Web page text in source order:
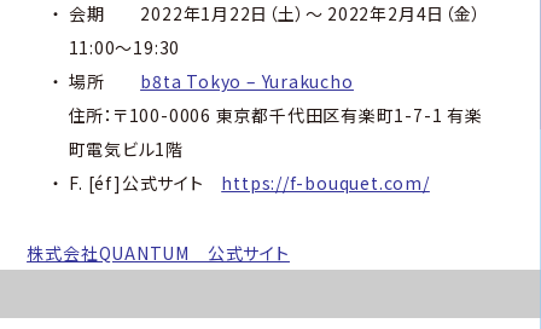
会期 2022年1月22日（土）〜 2022年2月4日（金）
11:00〜19:30
場所 b8ta Tokyo – Yurakucho
住所：〒100-0006 東京都千代田区有楽町1-7-1 有楽
町電気ビル1階
F. [éf]公式サイト https://f-bouquet.com/
株式会社QUANTUM 公式サイト